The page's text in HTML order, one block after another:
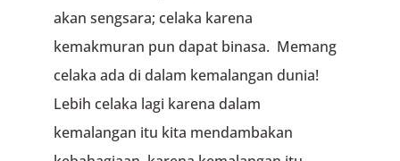
akan sengsara; celaka karena
kemakmuran pun dapat binasa. Memang
celaka ada di dalam kemalangan dunia!
Lebih celaka lagi karena dalam
kemalangan itu kita mendambakan